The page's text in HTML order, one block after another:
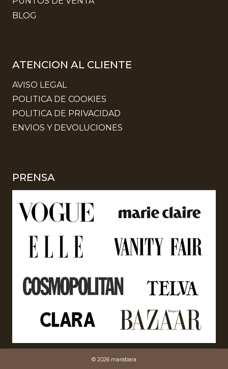
BLOG
ATENCION AL CLIENTE
AVISO LEGAL
POLITICA DE COOKIES
POLITICA DE PRIVACIDAD
ENVIOS Y DEVOLUCIONES
PRENSA
© 2026 marabara